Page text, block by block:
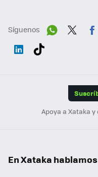
Síguenos
Apoya a Xataka
En Xataka